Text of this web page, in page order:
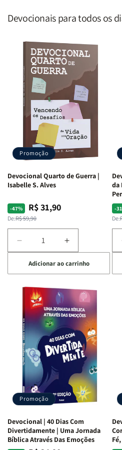
Devocionais para todos os
Promoção
Devocional Quarto de Guerra |
Isabelle S. Alves
-47%
Preço
normal
De:R$ 59,90
Preço
promocional
R$ 31,90
Diminuir
a
quantidade
de
Devocional
Quarto
de
Guerra
Isabelle
S.
Alves
Aumentar
a
quantidade
de
Devocional
Quarto
de
Guerra
|
Isabelle
S.
Alves
Adicionar ao carrinho
da
-
De:
Promoção
Devocional | 40 Dias Com
Divertidamente | Uma Jornada
Bíblica Através Das Emoções